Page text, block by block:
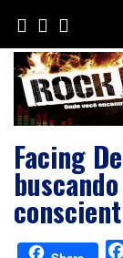
content
Facing